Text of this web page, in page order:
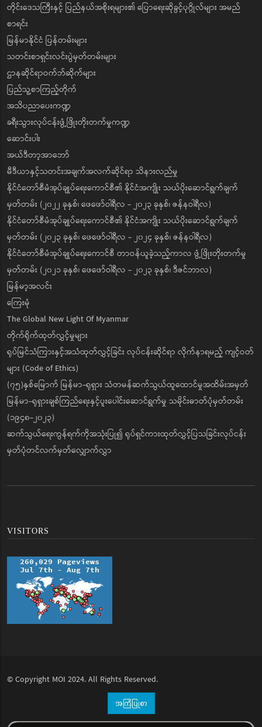
တိုင်းဒေသကြီးနှင့် ပြည်နယ်အစိုးရများ၏ ပြောရေးဆိုခွင့်ပုဂ္ဂိုလ်များ အမည်
စာရင်း
မြန်မာနိုင်ငံ ပြန်တမ်းများ
သတင်းစာရှင်းလင်းပွဲမှတ်တမ်းများ
ဌာနဆိုင်ရာဝက်ဘ်ဆိုက်များ
ပြည်သူ့စာကြည့်တိုက်
အသိပညာပေးကဏ္ဍ
ခရီးသွားလုပ်ငန်းဖွံ့ဖြိုးတိုးတက်မှုကဏ္ဍ
ဆောင်းပါး
အယ်ဒီတာ့အာဘော်
မီဒီယာနှင့်သတင်းအချက်အလက်ဆိုင်ရာ သိနားလည်မှု
နိုင်ငံတော်စီမံအုပ်ချုပ်ရေးကောင်စီ၏ နိုင်ငံအကျိုး သယ်ပိုးဆောင်ရွက်ချက်
မှတ်တမ်း (၂၀၂၂ ခုနှစ်၊ ဖေဖော်ဝါရီလ - ၂၀၂၃ ခုနှစ်၊ ဇန်နဝါရီလ)
နိုင်ငံတော်စီမံအုပ်ချုပ်ရေးကောင်စီ၏ နိုင်ငံအကျိုး သယ်ပိုးဆောင်ရွက်ချက်
မှတ်တမ်း (၂၀၂၃ ခုနှစ်၊ ဖေဖော်ဝါရီလ - ၂၀၂၄ ခုနှစ်၊ ဇန်နဝါရီလ)
နိုင်ငံတော်စီမံအုပ်ချုပ်ရေးကောင်စီ တာဝန်ယူခဲ့သည့်ကာလ ဖွံ့ဖြိုးတိုးတက်မှု
မှတ်တမ်း (၂၀၂၁ ခုနှစ်၊ ဖေဖော်ဝါရီလ - ၂၀၂၃ ခုနှစ်၊ ဒီဇင်ဘာလ)
မြန်မာ့အလင်း
ကြေးမုံ
The Global New Light Of Myanmar
တိုက်ရိုက်ထုတ်လွှင့်မှုများ
ရုပ်မြင်သံကြားနှင့်အသံထုတ်လွှင့်ခြင်း လုပ်ငန်းဆိုင်ရာ လိုက်နာရမည့် ကျင့်ဝတ်
များ (Code of Ethics)
(၇၅)နှစ်မြောက် မြန်မာ-ရုရှား သံတမန်ဆက်သွယ်ထူထောင်မှုအထိမ်းအမှတ်
မြန်မာ-ရုရှားချစ်ကြည်ရေးနှင့်ပူးပေါင်းဆောင်ရွက်မှု သမိုင်းဓာတ်ပုံမှတ်တမ်း
(၁၉၄၈-၂၀၂၃)
ဆက်သွယ်ရေးကွန်ရက်ကိုအသုံးပြု၍ ရုပ်ရှင်ကားထုတ်လွှင့်ပြသခြင်းလုပ်ငန်း
မှတ်ပုံတင်လက်မှတ်လျှောက်လွှာ
VISITORS
© Copyright MOI 2024. All Rights Reserved.
အကြံပြုစာ